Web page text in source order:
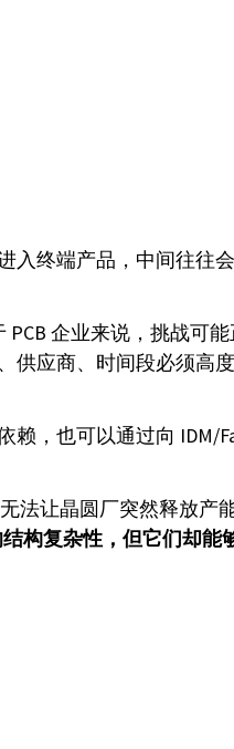
入终端产品，中间往往
企业来说，挑战可
供应商、时间段必须高
，也可以通过向 IDM/
法让晶圆厂突然释放产
构复杂性，但它们却